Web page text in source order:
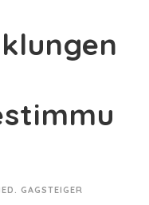
GAGSTEIGER